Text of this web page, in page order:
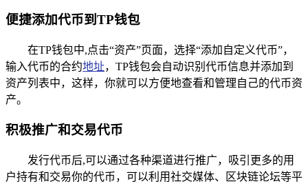
便捷添加代币到TP钱包
在TP钱包中,点击“资产”页面，选择“添加自定义代币”，
输入代币的合约地址，TP钱包会自动识别代币信息并添加到
资产列表中，这样，你就可以方便地查看和管理自己的代币资
产。
积极推广和交易代币
发行代币后,可以通过各种渠道进行推广，吸引更多的用
户持有和交易你的代币，可以利用社交媒体、区块链论坛等平